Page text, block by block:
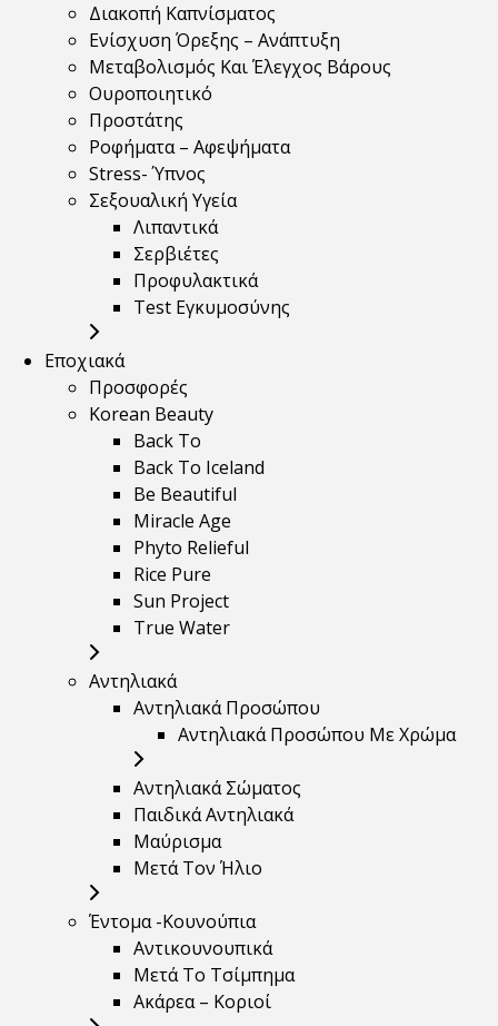
Διακοπή Καπνίσματος
Ενίσχυση Όρεξης – Ανάπτυξη
Μεταβολισμός Και Έλεγχος Βάρους
Ουροποιητικό
Προστάτης
Ροφήματα – Αφεψήματα
Stress- Ύπνος
Σεξουαλική Υγεία
Λιπαντικά
Σερβιέτες
Προφυλακτικά
Test Εγκυμοσύνης
Εποχιακά
Προσφορές
Korean Beauty
Back To
Back To Iceland
Be Beautiful
Miracle Age
Phyto Relieful
Rice Pure
Sun Project
True Water
Αντηλιακά
Αντηλιακά Προσώπου
Αντηλιακά Προσώπου Με Χρώμα
Αντηλιακά Σώματος
Παιδικά Αντηλιακά
Μαύρισμα
Mετά Τον Ήλιο
Έντομα -Κουνούπια
Αντικουνουπικά
Μετά Το Τσίμπημα
Ακάρεα – Κοριοί